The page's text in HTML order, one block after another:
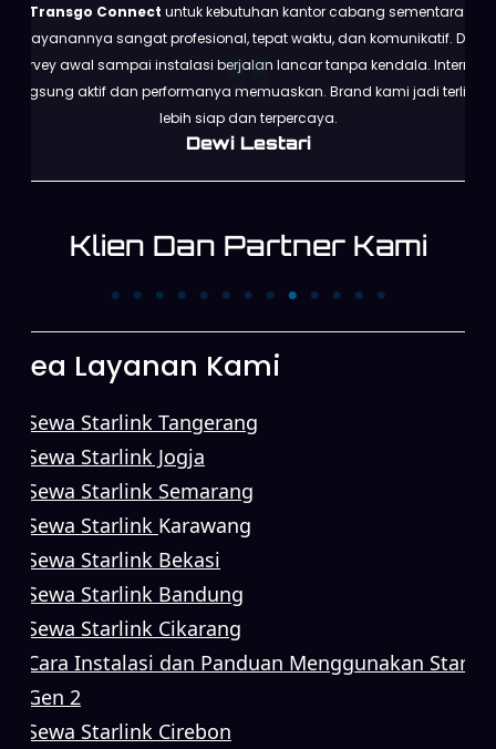
Transgo Connect untuk kebutuhan kantor cabang sementara.
Pelayanannya sangat profesional, tepat waktu, dan komunikatif. Dari
survey awal sampai instalasi berjalan lancar tanpa kendala. Internet
langsung aktif dan performanya memuaskan. Brand kami jadi terlihat
lebih siap dan terpercaya.
Dewi Lestari
Klien Dan Partner Kami
PT. Trans News
Corpora
Area Layanan Kami
Sewa Starlink Tangerang
Sewa Starlink Jogja
Sewa Starlink Semarang
Sewa Starlink Karawang
Sewa Starlink Bekasi
Sewa Starlink Bandung
Sewa Starlink Cikarang
Cara Instalasi dan Panduan Menggunakan
Gen 2
Sewa Starlink Cirebon